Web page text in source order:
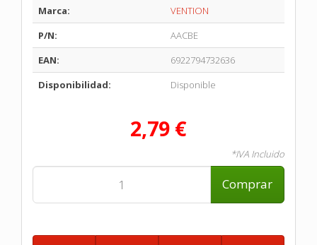
Marca:
VENTION
P/N:
AACBE
EAN:
6922794732636
Disponibilidad:
Disponible
2,79 €
*IVA Incluido
Comprar